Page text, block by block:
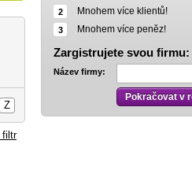
Z
filtr
2 Mnohem více klientů!
3 Mnohem více peněz!
Zargistrujete svou firmu:
Název firmy:
Pokračovat v